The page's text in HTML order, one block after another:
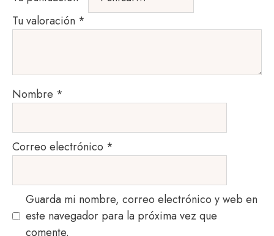
Tu valoración *
Nombre *
Correo electrónico *
Guarda mi nombre, correo electrónico y web en
este navegador para la próxima vez que
comente.